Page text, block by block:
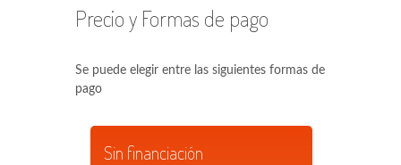
Precio y Formas de pago
Se puede elegir entre las siguientes formas de
pago
Sin financiación